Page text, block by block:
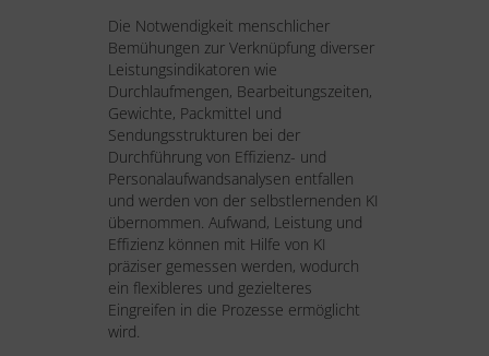
Die Notwendigkeit menschlicher
Bemühungen zur Verknüpfung diverser
Leistungsindikatoren wie
Durchlaufmengen, Bearbeitungszeiten,
Gewichte, Packmittel und
Sendungsstrukturen bei der
Durchführung von Effizienz- und
Personalaufwandsanalysen entfallen
und werden von der selbstlernenden KI
übernommen. Aufwand, Leistung und
Effizienz können mit Hilfe von KI
präziser gemessen werden, wodurch
ein flexibleres und gezielteres
Eingreifen in die Prozesse ermöglicht
wird.